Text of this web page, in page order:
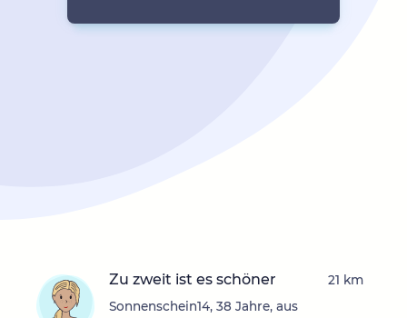
Zu zweit ist es schöner
Sonnenschein14, 38 Jahre, aus
21 km